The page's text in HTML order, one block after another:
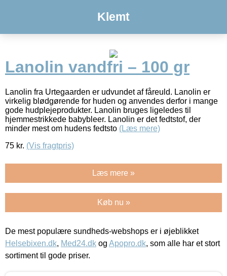
Klemt
Lanolin vandfri – 100 gr
Lanolin fra Urtegaarden er udvundet af fåreuld. Lanolin er
virkelig blødgørende for huden og anvendes derfor i mange
gode hudplejeprodukter. Lanolin bruges ligeledes til
hjemmestrikkede babybleer. Lanolin er det fedtstof, der
minder mest om hudens fedtsto (Læs mere)
75 kr. (Vis fragtpris)
Læs mere »
Køb nu »
De mest populære sundheds-webshops er i øjeblikket
Helsebixen.dk, Med24.dk og Apopro.dk, som alle har et stort
sortiment til gode priser.